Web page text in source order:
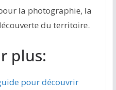
la photographie, la
du territoire.
plus:
pour découvrir